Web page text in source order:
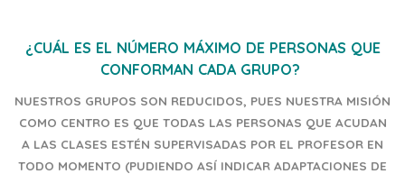
¿CUÁL ES EL NÚMERO MÁXIMO DE PERSONAS QUE
CONFORMAN CADA GRUPO?
NUESTROS GRUPOS SON REDUCIDOS, PUES NUESTRA MISIÓN
COMO CENTRO ES QUE TODAS LAS PERSONAS QUE ACUDAN
A LAS CLASES ESTÉN SUPERVISADAS POR EL PROFESOR EN
TODO MOMENTO (PUDIENDO ASÍ INDICAR ADAPTACIONES DE